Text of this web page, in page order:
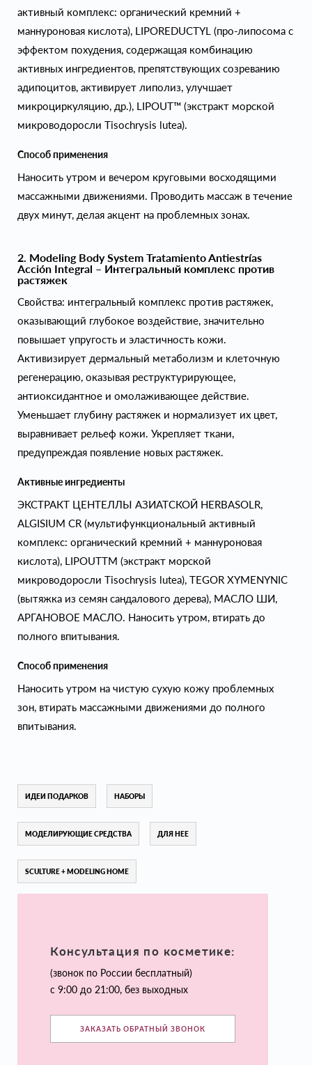
активный комплекс: органический кремний +
маннуроновая кислота), LIPOREDUCTYL (про-липосома с
эффектом похудения, содержащая комбинацию
активных ингредиентов, препятствующих созреванию
адипоцитов, активирует липолиз, улучшает
микроциркуляцию, др.), LIPOUT™ (экстракт морской
микроводоросли Tisochrysis lutea).
Способ применения
Наносить утром и вечером круговыми восходящими
массажными движениями. Проводить массаж в течение
двух минут, делая акцент на проблемных зонах.
2. Modeling Body System Tratamiento Antiestrías
Acción Integral – Интегральный комплекс против
растяжек
Свойства: интегральный комплекс против растяжек,
оказывающий глубокое воздействие, значительно
повышает упругость и эластичность кожи.
Активизирует дермальный метаболизм и клеточную
регенерацию, оказывая реструктурирующее,
антиоксидантное и омолаживающее действие.
Уменьшает глубину растяжек и нормализует их цвет,
выравнивает рельеф кожи. Укрепляет ткани,
предупреждая появление новых растяжек.
Активные ингредиенты
ЭКСТРАКТ ЦЕНТЕЛЛЫ АЗИАТСКОЙ HERBASOLR,
ALGISIUM CR (мультифункциональный активный
комплекс: органический кремний + маннуроновая
кислота), LIPOUTTM (экстракт морской
микроводоросли Tisochrysis lutea), TEGOR XYMENYNIC
(вытяжка из семян сандалового дерева), МАСЛО ШИ,
АРГАНОВОЕ МАСЛО. Наносить утром, втирать до
полного впитывания.
Способ применения
Наносить утром на чистую сухую кожу проблемных
зон, втирать массажными движениями до полного
впитывания.
ИДЕИ ПОДАРКОВ НАБОРЫ
МОДЕЛИРУЮЩИЕ СРЕДСТВА ДЛЯ НЕЕ
SCULTURE + MODELING HOME
Консультация по косметике:
(звонок по России бесплатный)
с 9:00 до 21:00, без выходных
ЗАКАЗАТЬ ОБРАТНЫЙ ЗВОНОК